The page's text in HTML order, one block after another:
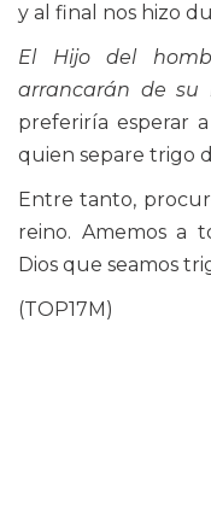
y al final nos hizo
El Hijo del
arrancarán de su
preferiría esperar
quien separe trigo
Entre tanto,
reino. Amemos a
Dios que seamos
(TOP17M)